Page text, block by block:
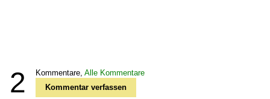
2 Kommentare, Alle Kommentare
Kommentar verfassen